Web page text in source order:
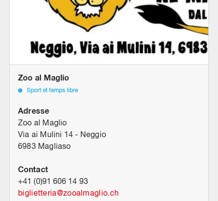
Zoo al Maglio
Sport et temps libre
Adresse
Zoo al Maglio
Via ai Mulini 14 - Neggio
6983 Magliaso
Contact
+41 (0)91 606 14 93
biglietteria@zooalmaglio.ch